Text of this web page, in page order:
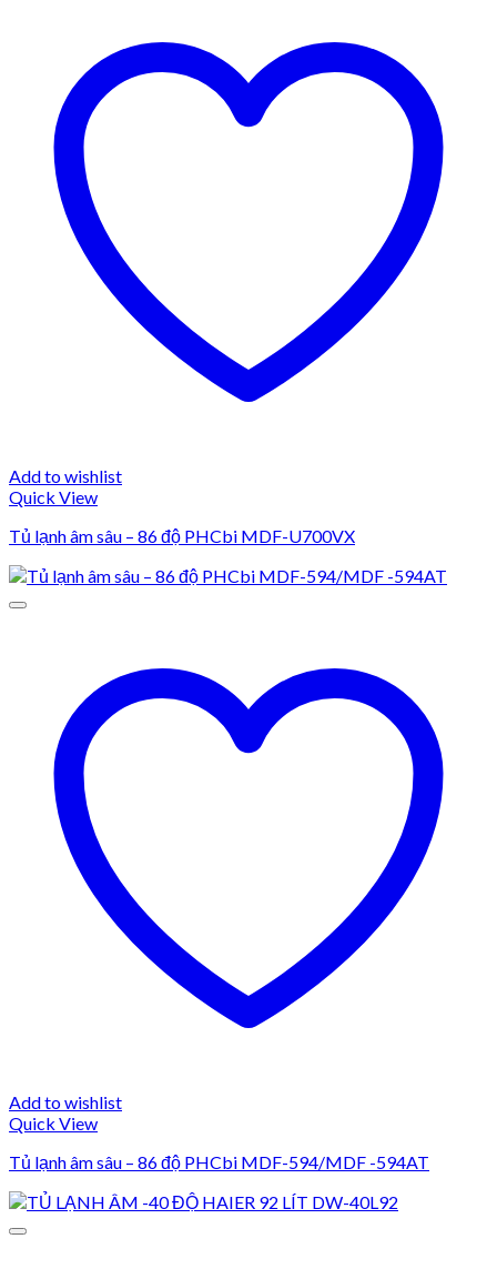
Add to wishlist
Quick View
Tủ lạnh âm sâu – 86 độ PHCbi MDF-U700VX
Add to wishlist
Quick View
Tủ lạnh âm sâu – 86 độ PHCbi MDF-594/MDF -594AT